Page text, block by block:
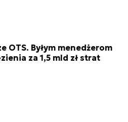
OTS. Byłym menedżerom
za 1,5 mld zł strat